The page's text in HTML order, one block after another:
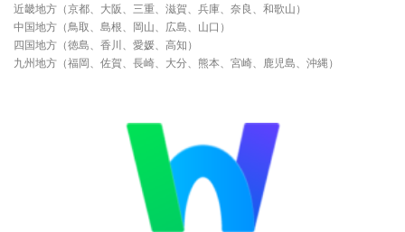
近畿地方（京都、大阪、三重、滋賀、兵庫、奈良、和歌山）
中国地方（鳥取、島根、岡山、広島、山口）
四国地方（徳島、香川、愛媛、高知）
九州地方（福岡、佐賀、長崎、大分、熊本、宮崎、鹿児島、沖縄）